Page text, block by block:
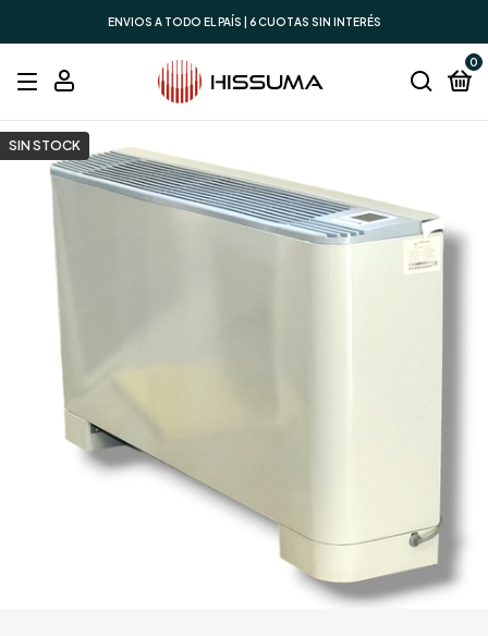
ENVIOS A TODO EL PAÍS | 6 CUOTAS SIN INTERÉS
0
SIN STOCK